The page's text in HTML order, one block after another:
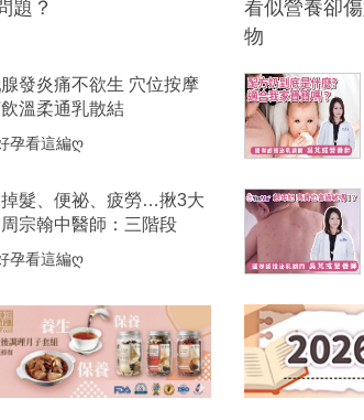
題？
看似營養卻
物
發炎痛不欲生 穴位按摩
溫柔通乳散結
孕看這編ღ
髮、便祕、疲勞…揪3大
宗翰中醫師：三階段
孕看這編ღ